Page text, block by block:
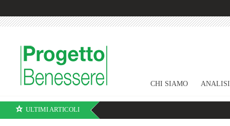
CHI SIAMO ANALISI
ULTIMI ARTICOLI